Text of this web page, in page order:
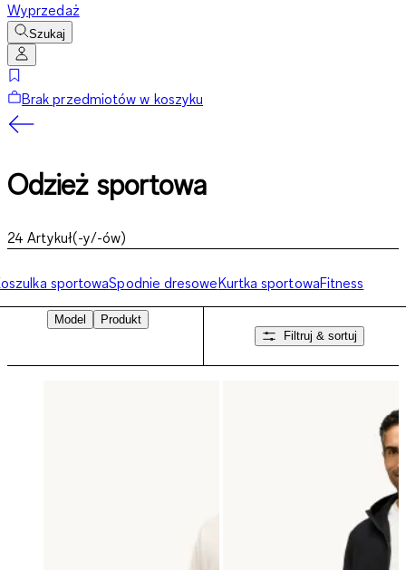
Wyprzedaż
Szukaj
Brak przedmiotów w koszyku
Odzież sportowa
24 Artykuł(-y/-ów)
sportowaSpodnie dresoweKurtka sportowaFitness
Model
Produkt
Filtruj & sortuj